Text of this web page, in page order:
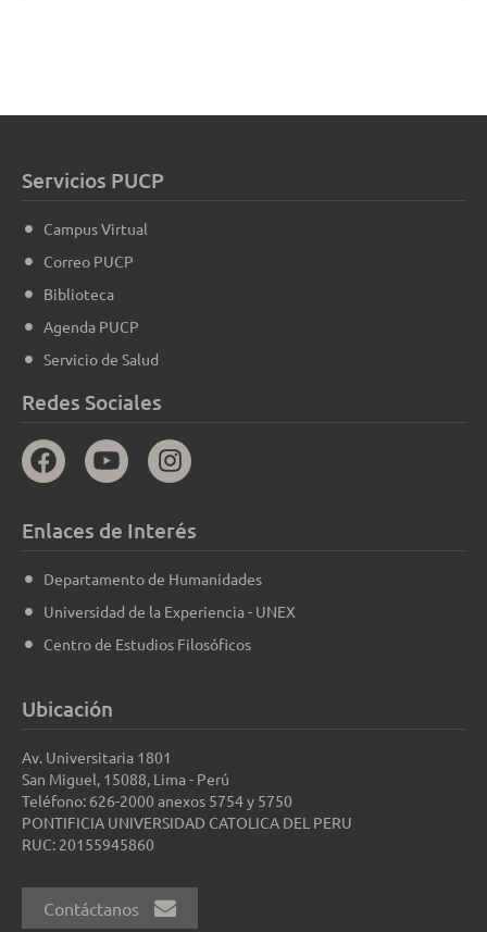
Servicios PUCP
Campus Virtual
Correo PUCP
Biblioteca
Agenda PUCP
Servicio de Salud
Redes Sociales
Enlaces de Interés
Departamento de Humanidades
Universidad de la Experiencia - UNEX
Centro de Estudios Filosóficos
Ubicación
Av. Universitaria 1801
San Miguel, 15088, Lima - Perú
Teléfono: 626-2000 anexos 5754 y 5750
PONTIFICIA UNIVERSIDAD CATOLICA DEL PERU
RUC: 20155945860
Contáctanos